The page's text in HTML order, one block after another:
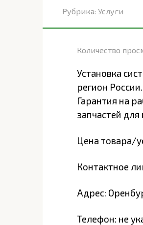
Рубрика: Услуги
Количество
Установка
регион
Гарантия на
запчастей
Цена товара/
Контактное
Адрес:
Телефон: не